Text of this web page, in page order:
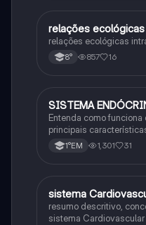
Biologia
relações ecológicas
relações ecológicas
8° 857 16
Biologia
SISTEMA
Entenda como
principais
1°EM 1,301 31
Biologia
sistema
resumo descritivo,
sistema Cardiovascular